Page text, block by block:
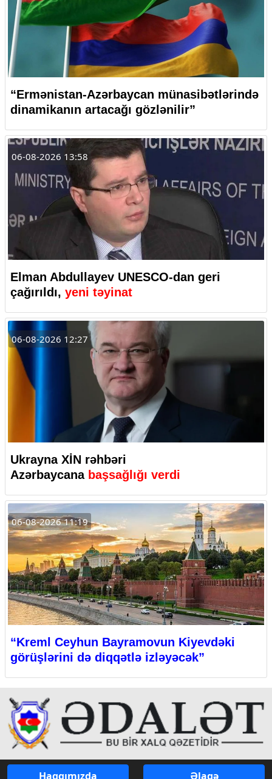
“Ermənistan-Azərbaycan münasibətlərində
dinamikanın artacağı gözlənilir”
06-08-2026 13:58
Elman Abdullayev UNESCO-dan geri
çağırıldı, yeni təyinat
06-08-2026 12:27
Ukrayna XİN rəhbəri
Azərbaycana başsağlığı verdi
06-08-2026 11:19
“Kreml Ceyhun Bayramovun Kiyevdəki
görüşlərini də diqqətlə izləyəcək”
Haqqımızda Əlaqə